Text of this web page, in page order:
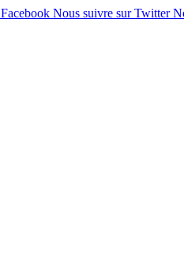
Nous suivre sur Twitter